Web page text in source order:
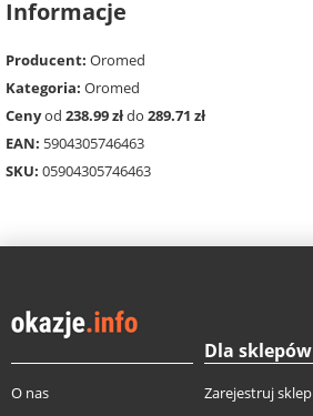
Informacje
Producent: Oromed
Kategoria: Oromed
Cenyod 238.99 złdo 289.71 zł
EAN: 5904305746463
SKU: 05904305746463
O nas
Dla sklepów
Zarejestruj sklep